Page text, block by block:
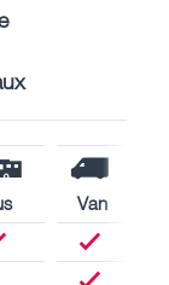
Van